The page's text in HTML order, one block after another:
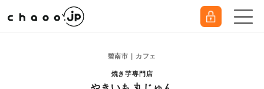
碧南市｜カフェ
焼き芋専門店